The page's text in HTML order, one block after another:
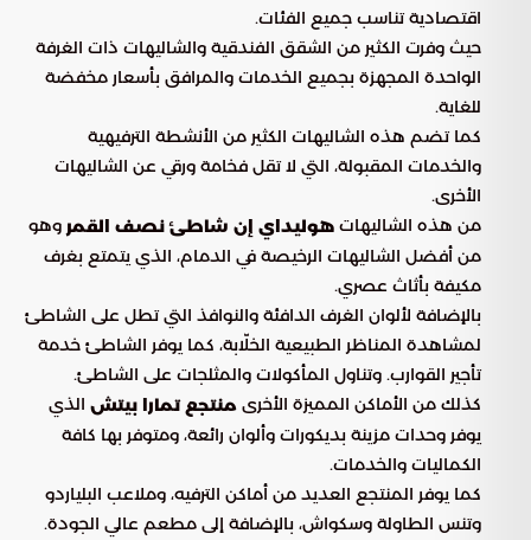
اقتصادية تناسب جميع الفئات.
حيث وفرت الكثير من الشقق الفندقية والشاليهات ذات الغرفة
الواحدة المجهزة بجميع الخدمات والمرافق بأسعار مخفضة
للغاية.
كما تضم هذه الشاليهات الكثير من الأنشطة الترفيهية
والخدمات المقبولة، التي لا تقل فخامة ورقي عن الشاليهات
الأخرى.
من هذه الشاليهات هوليداي إن شاطئ نصف القمر وهو
من أفضل الشاليهات الرخيصة في الدمام، الذي يتمتع بغرف
مكيفة بأثاث عصري.
بالإضافة لألوان الغرف الدافئة والنوافذ التي تطل على الشاطئ
لمشاهدة المناظر الطبيعية الخلّابة، كما يوفر الشاطئ خدمة
تأجير القوارب. وتناول المأكولات والمثلجات على الشاطئ.
كذلك من الأماكن المميزة الأخرى منتجع تمارا بيتش الذي
يوفر وحدات مزينة بديكورات وألوان رائعة، ومتوفر بها كافة
الكماليات والخدمات.
كما يوفر المنتجع العديد من أماكن الترفيه، وملاعب البلياردو
وتنس الطاولة وسكواش، بالإضافة إلى مطعم عالي الجودة.